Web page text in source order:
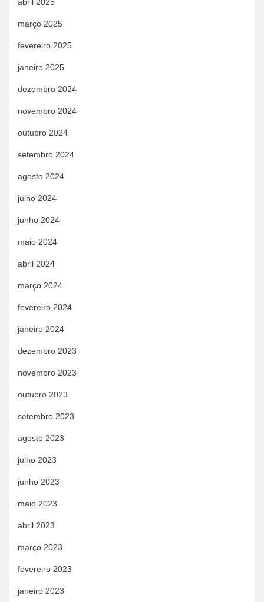
março 2025
fevereiro 2025
janeiro 2025
dezembro 2024
novembro 2024
outubro 2024
setembro 2024
agosto 2024
julho 2024
junho 2024
maio 2024
abril 2024
março 2024
fevereiro 2024
janeiro 2024
dezembro 2023
novembro 2023
outubro 2023
setembro 2023
agosto 2023
julho 2023
junho 2023
maio 2023
abril 2023
março 2023
fevereiro 2023
janeiro 2023